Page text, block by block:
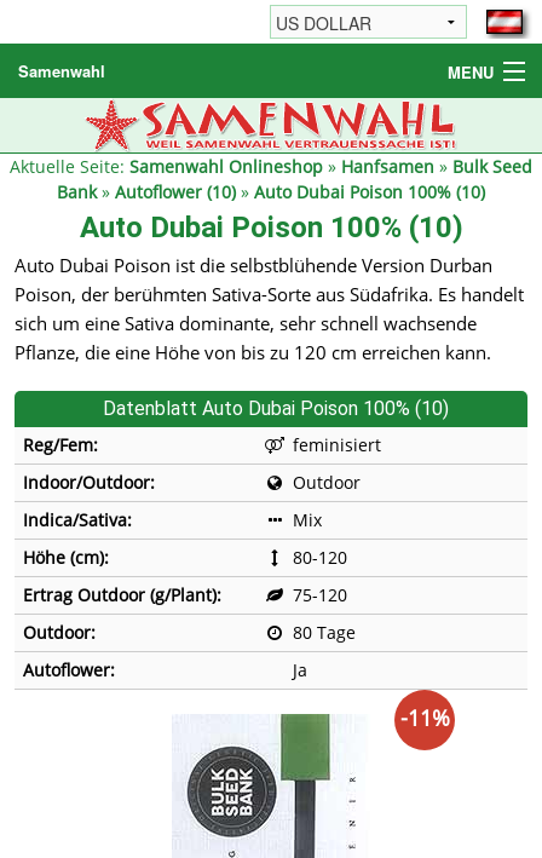
Samenwahl MENU
Hanfsamen
Weitere Produkte
Reseller
Aktuelle Seite: Samenwahl Onlineshop » Hanfsamen » Bulk Seed
Bank» Autoflower (10)» Auto Dubai Poison 100% (10)
Auto Dubai Poison 100% (10)
Auto Dubai Poison ist die selbstblühende Version Durban
Poison, der berühmten Sativa-Sorte aus Südafrika. Es handelt
sich um eine Sativa dominante, sehr schnell wachsende
Pflanze, die eine Höhe von bis zu 120 cm erreichen kann.
Datenblatt Auto Dubai Poison 100% (10)
Reg/Fem:
feminisiert
Indoor/Outdoor:
Outdoor
Indica/Sativa:
Mix
Höhe (cm):
80-120
Ertrag Outdoor (g/Plant):
75-120
Outdoor:
80 Tage
Autoflower:
Ja
-11%